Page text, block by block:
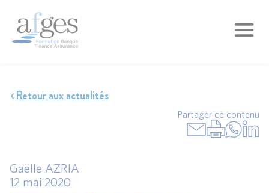
Retour aux actualités
Partager ce contenu
Gaëlle AZRIA
12 mai 2020